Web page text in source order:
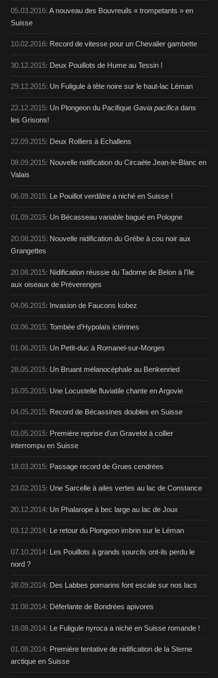
05.03.2016:A nouveau des Bouvreuils « trompetants » en
Suisse
10.02.2016: Record de vitesse pour un Chevalier gambette
30.12.2015: Deux Pouillots de Hume au Tessin !
29.12.2015: Un Fuligule à tête noire sur le haut-lac Léman
22.12.2015: Un Plongeon du PacifiqueGavia pacifica dans
les Grisons!
22.09.2015: Deux Rolliers à Echallens
08.09.2015: Nouvelle nidification du Circaète Jean-le-Blanc en
Valais
06.09.2015: Le Pouillot verdâtre a niché en Suisse !
01.09.2015: Un Bécasseau variable bagué en Pologne
20.08.2015: Nouvelle nidification du Grèbe à cou noir aux
Grangettes
20.08.2015: Nidification réussie du Tadorne de Belon à l'île
aux oiseaux de Préverenges
04.06.2015: Invasion de Faucons kobez
03.06.2015:Tombée d'Hypolaïs ictérines
01.06.2015: Un Petit-duc à Romanel-sur-Morges
28.05.2015: Un Bruant mélanocéphale au Benkenried
16.05.2015: Une Locustelle fluviatile chante en Argovie
04.05.2015: Record de Bécassines doubles en Suisse
03.05.2015: Première reprise d'un Gravelot à collier
interrompu en Suisse
18.03.2015: Passage record de Grues cendrées
23.02.2015: Une Sarcelle à ailes vertes au lac de Constance
20.12.2014: Un Phalarope à bec large au lac de Joux
03.12.2014: Le retour du Plongeon imbrin sur le Léman
07.10.2014: Les Pouillots à grands sourcils ont-ils perdu le
nord ?
28.09.2014: Des Labbes pomarins font escale sur nos lacs
31.08.2014: Déferlante de Bondrées apivores
18.08.2014: Le Fuligule nyroca a niché en Suisse romande !
01.08.2014: Première tentative de nidification de la Sterne
arctique en Suisse